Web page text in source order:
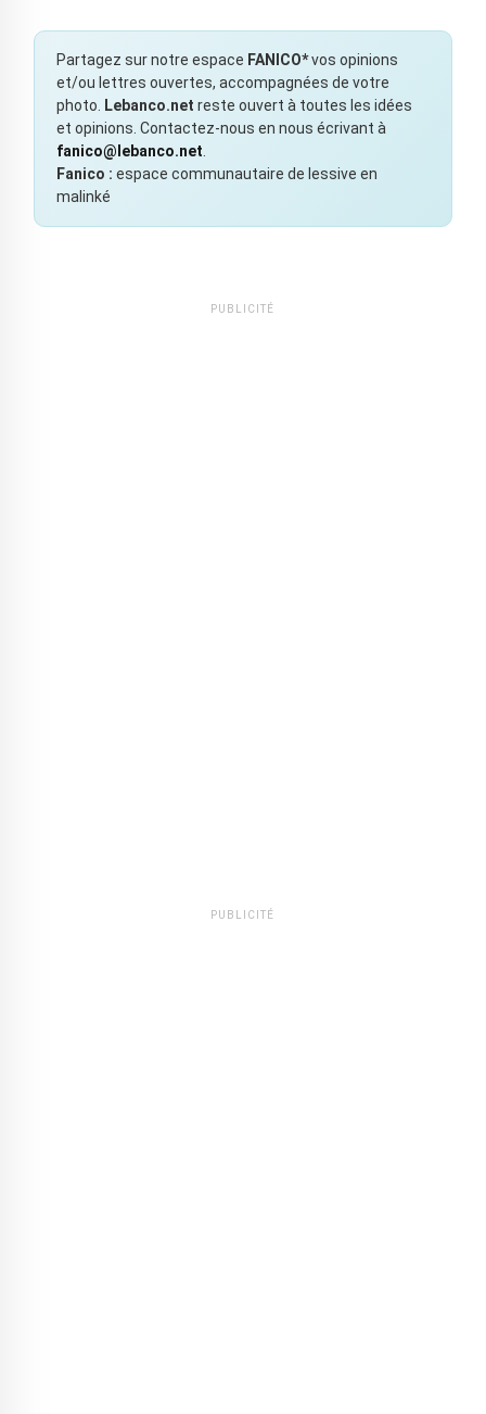
Partagez sur notre espace FANICO*vos opinions
et/ou lettres ouvertes, accompagnées de votre
photo. Lebanco.net reste ouvert à toutes les idées
et opinions. Contactez-nous en nous écrivant à
fanico@lebanco.net
Fanico : espace communautaire de lessive en
malinké
PUBLICITÉ
PUBLICITÉ